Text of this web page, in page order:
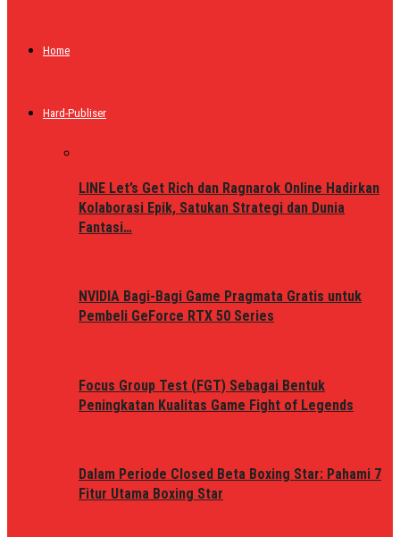
Home
Hard-Publiser
LINE Let’s Get Rich dan Ragnarok Online Hadirkan
Kolaborasi Epik, Satukan Strategi dan Dunia
Fantasi…
NVIDIA Bagi-Bagi Game Pragmata Gratis untuk
Pembeli GeForce RTX 50 Series
Focus Group Test (FGT) Sebagai Bentuk
Peningkatan Kualitas Game Fight of Legends
Dalam Periode Closed Beta Boxing Star: Pahami 7
Fitur Utama Boxing Star